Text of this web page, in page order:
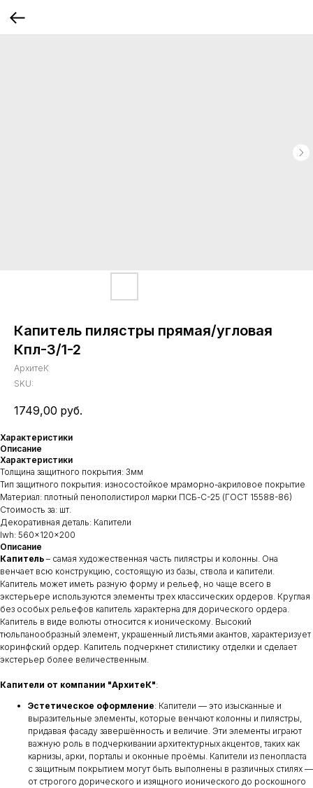
Капитель пилястры прямая/угловая
Кпл-3/1-2
АрхитеК
SKU:
1749,00 руб.
Характеристики
Описание
Характеристики
Толщина защитного покрытия: 3мм
Тип защитного покрытия: износостойкое мраморно-акриловое покрытие
Материал: плотный пенополистирол марки ПСБ-С-25 (ГОСТ 15588-86)
Стоимость за: шт.
Декоративная деталь: Капители
lwh: 560x120x200
Описание
Капитель – самая художественная часть пилястры и колонны. Она
венчает всю конструкцию, состоящую из базы, ствола и капители.
Капитель может иметь разную форму и рельеф, но чаще всего в
экстерьере используются элементы трех классических ордеров. Круглая
без особых рельефов капитель характерна для дорического ордера.
Капитель в виде волюты относится к ионическому. Высокий
тюльпанообразный элемент, украшенный листьями акантов, характеризует
коринфский ордер. Капитель подчеркнет стилистику отделки и сделает
экстерьер более величественным.
Капители от компании "АрхитеК":
Эстетическое оформление: Капители — это изысканные и
выразительные элементы, которые венчают колонны и пилястры,
придавая фасаду завершённость и величие. Эти элементы играют
важную роль в подчеркивании архитектурных акцентов, таких как
карнизы, арки, порталы и оконные проёмы. Капители из пенопласта
с защитным покрытием могут быть выполнены в различных стилях —
от строгого дорического и изящного ионического до роскошного